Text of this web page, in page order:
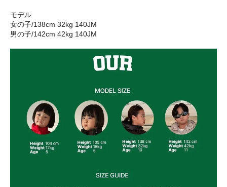
モデル
女の子/138cm 32kg 140JM
男の子/142cm 42kg 140JM